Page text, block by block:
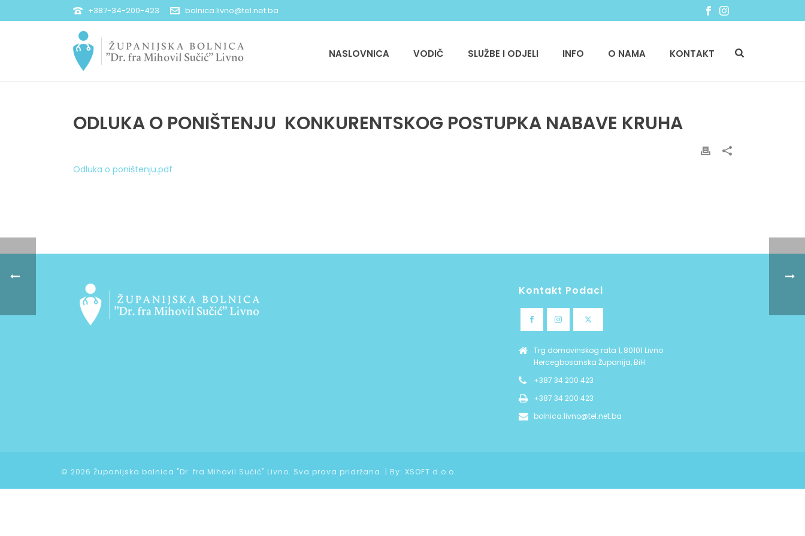
+387-34-200-423 bolnica.livno@tel.net.ba
NASLOVNICA VODIČ SLUŽBE I ODJELI INFO O NAMA KONTAKT
ODLUKA O PONIŠTENJU KONKURENTSKOG POSTUPKA NABAVE KRUHA
Odluka o poništenju.pdf
Kontakt Podaci
Trg domovinskog rata 1, 80101 Livno
Hercegbosanska Županija, BiH
+387 34 200 423
+387 34 200 423
bolnica.livno@tel.net.ba
© 2026 Županijska bolnica "Dr. fra Mihovil Sučić" Livno. Sva prava pridržana. | By: XSOFT d.o.o.